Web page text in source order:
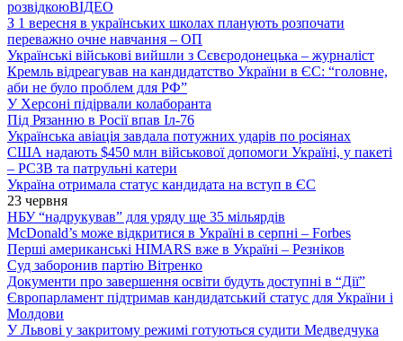
розвідкоюВІДЕО
З 1 вересня в українських школах планують розпочати
переважно очне навчання – ОП
Українські військові вийшли з Сєвєродонецька – журналіст
Кремль відреагував на кандидатство України в ЄС: “головне,
аби не було проблем для РФ”
У Херсоні підірвали колаборанта
Під Рязанню в Росії впав Іл-76
Українська авіація завдала потужних ударів по росіянах
США надають $450 млн військової допомоги Україні, у пакеті
– РСЗВ та патрульні катери
Україна отримала статус кандидата на вступ в ЄС
23 червня
НБУ “надрукував” для уряду ще 35 мільярдів
McDonald’s може відкритися в Україні в серпні – Forbes
Перші американські HIMARS вже в Україні – Резніков
Суд заборонив партію Вітренко
Документи про завершення освіти будуть доступні в “Дії”
Європарламент підтримав кандидатський статус для України і
Молдови
У Львові у закритому режимі готуються судити Медведчука